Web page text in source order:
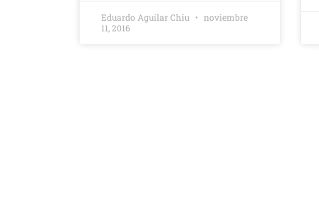
Eduardo Aguilar Chiu
noviembre
11, 2016